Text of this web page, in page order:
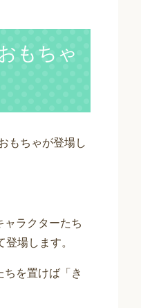
もちゃ
もちゃが登場し
ャラクターたち
場します。
を置けば「き